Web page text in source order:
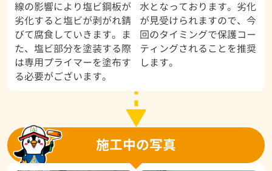
線の影響により塩ビ鋼板が
劣化すると塩ビが剥がれ錆
びて腐食していきます。ま
た、塩ビ部分を塗装する際
は専用プライマーを塗布す
る必要がございます。
水となっております。劣化
が見受けられますので、今
回のタイミングで保護コー
ティングされることを推奨
します。
施工中の写真